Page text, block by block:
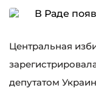
Центральная
депутатом